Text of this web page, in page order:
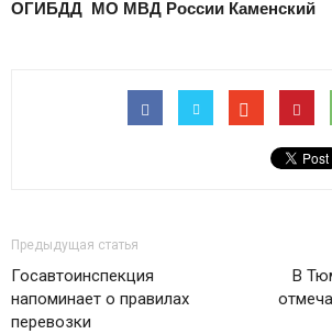
ОГИБДД МО МВД России Каменский
Предыдущая статья
Госавтоинспекция
напоминает о правилах
перевозки
В